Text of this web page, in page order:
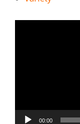
00:00